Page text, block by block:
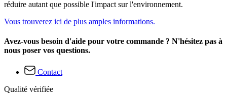
réduire autant que possible l'impact sur l'environnement.
Vous trouverez ici de plus amples informations.
Avez-vous besoin d'aide pour votre commande ? N'hésitez pas à
nous poser vos questions.
Contact
Qualité vérifiée